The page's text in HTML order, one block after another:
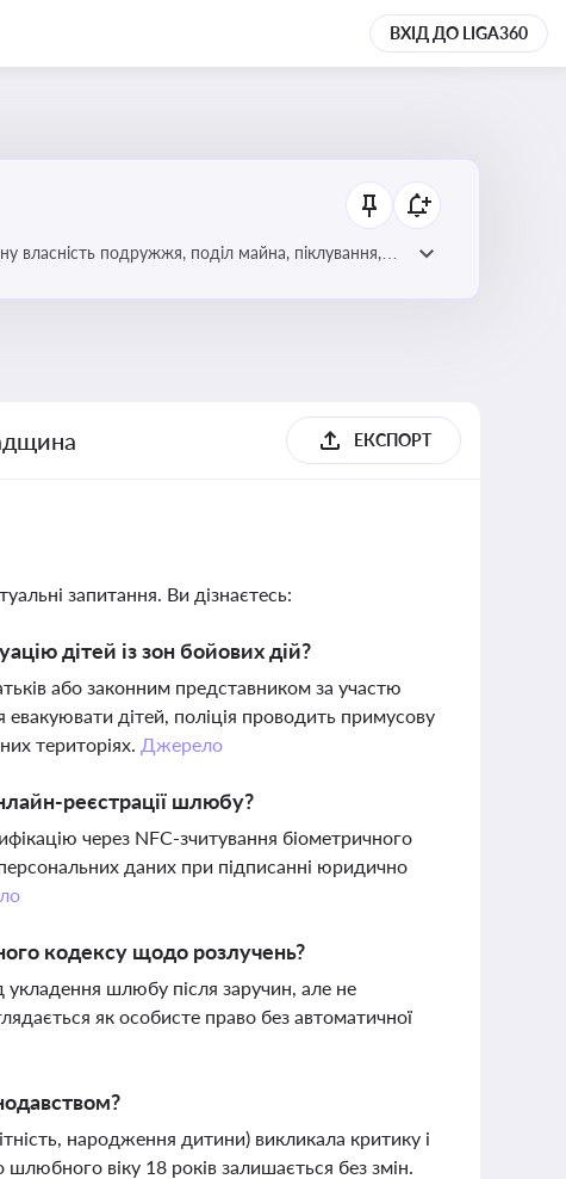
ВХІД ДО LIGA360
власність подружжя, поділ майна, піклування,
ЕКСПОРТ
запитання. Ви дізнаєтесь:
дітей із зон бойових дій?
або законним представником за участю
евакуювати дітей, поліція проводить примусову
територіях. Джерело
реєстрації шлюбу?
через NFC-зчитування біометричного
даних при підписанні юридично
кодексу щодо розлучень?
укладення шлюбу після заручин, але не
як особисте право без автоматичної
народження дитини) викликала критику і
віку 18 років залишається без змін.